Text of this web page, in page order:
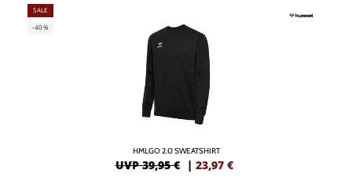
SALE
-40%
HMLGO 2.0 SWEATSHIRT
UVP 39,95 € | 23,97 €